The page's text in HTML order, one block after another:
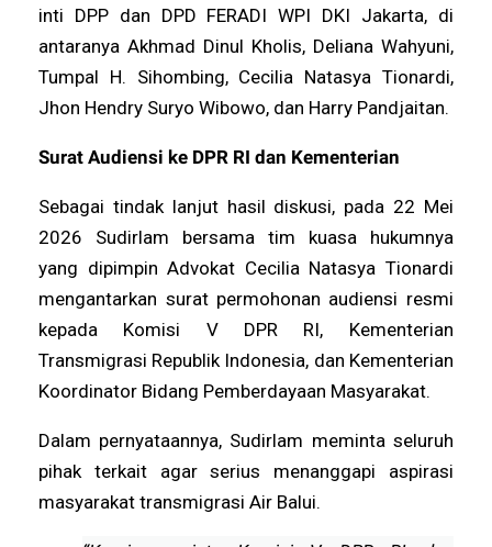
inti DPP dan DPD FERADI WPI DKI Jakarta, di
antaranya Akhmad Dinul Kholis, Deliana Wahyuni,
Tumpal H. Sihombing, Cecilia Natasya Tionardi,
Jhon Hendry Suryo Wibowo, dan Harry Pandjaitan.
Surat Audiensi ke DPR RI dan Kementerian
Sebagai tindak lanjut hasil diskusi, pada 22 Mei
2026 Sudirlam bersama tim kuasa hukumnya
yang dipimpin Advokat Cecilia Natasya Tionardi
mengantarkan surat permohonan audiensi resmi
kepada Komisi V DPR RI, Kementerian
Transmigrasi Republik Indonesia, dan Kementerian
Koordinator Bidang Pemberdayaan Masyarakat.
Dalam pernyataannya, Sudirlam meminta seluruh
pihak terkait agar serius menanggapi aspirasi
masyarakat transmigrasi Air Balui.